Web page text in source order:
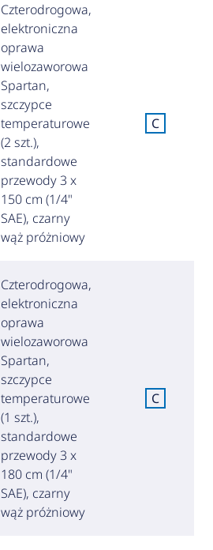
Czterodrogowa,
elektroniczna
oprawa
wielozaworowa
Spartan,
szczypce
temperaturowe
(2 szt.),
standardowe
przewody 3 x
150 cm (1/4"
SAE), czarny
wąż próżniowy
C
Czterodrogowa,
elektroniczna
oprawa
wielozaworowa
Spartan,
szczypce
temperaturowe
(1 szt.),
standardowe
przewody 3 x
180 cm (1/4"
SAE), czarny
wąż próżniowy
C